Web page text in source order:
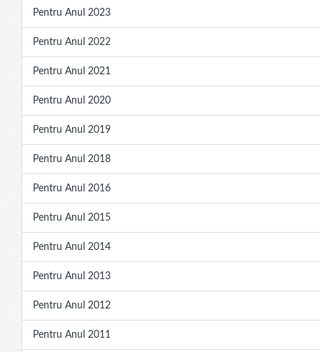
Pentru Anul 2023
Pentru Anul 2022
Pentru Anul 2021
Pentru Anul 2020
Pentru Anul 2019
Pentru Anul 2018
Pentru Anul 2016
Pentru Anul 2015
Pentru Anul 2014
Pentru Anul 2013
Pentru Anul 2012
Pentru Anul 2011